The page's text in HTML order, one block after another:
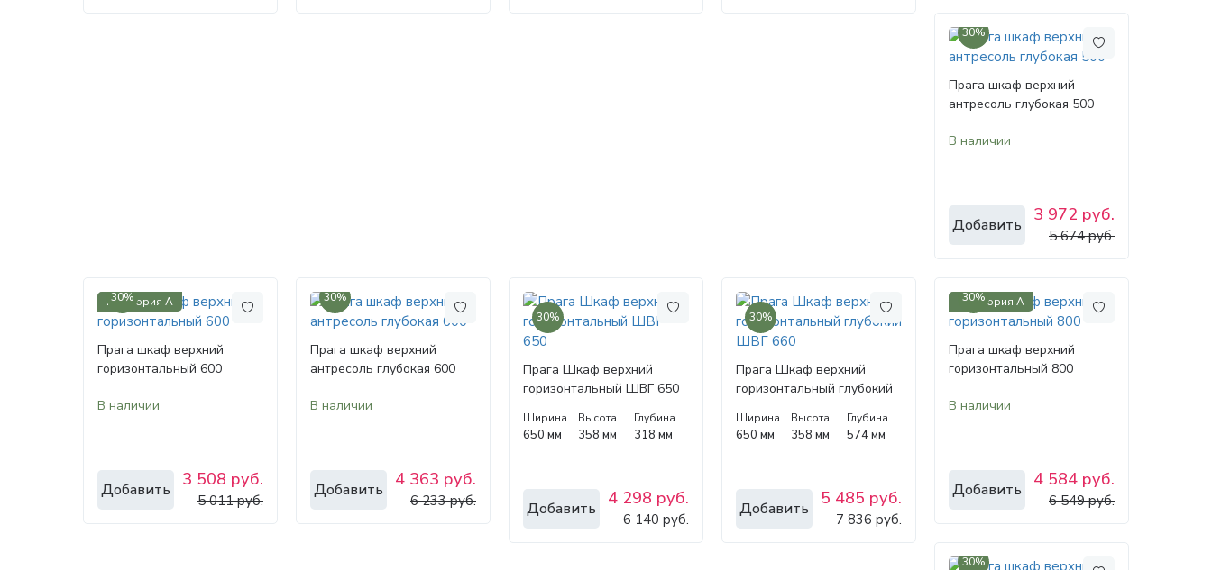
30%
Прага шкаф верхний
антресоль глубокая 500
В наличии
Добавить 3 972 руб.
5 674 руб.
Категория А
30%
Прага шкаф верхний
горизонтальный 600
В наличии
Добавить 3 508 руб.
5 011 руб.
30%
Прага шкаф верхний
антресоль глубокая 600
В наличии
Добавить 4 363 руб.
6 233 руб.
30%
Прага Шкаф верхний
горизонтальный ШВГ 650
Ширина
650 мм
Высота
358 мм
Глубина
318 мм
Добавить 4 298 руб.
6 140 руб.
30%
Прага Шкаф верхний
горизонтальный глубокий
Ширина
650 мм
Высота
358 мм
Глубина
574 мм
Добавить 5 485 руб.
7 836 руб.
Категория А
30%
Прага шкаф верхний
горизонтальный 800
В наличии
Добавить 4 584 руб.
6 549 руб.
30%